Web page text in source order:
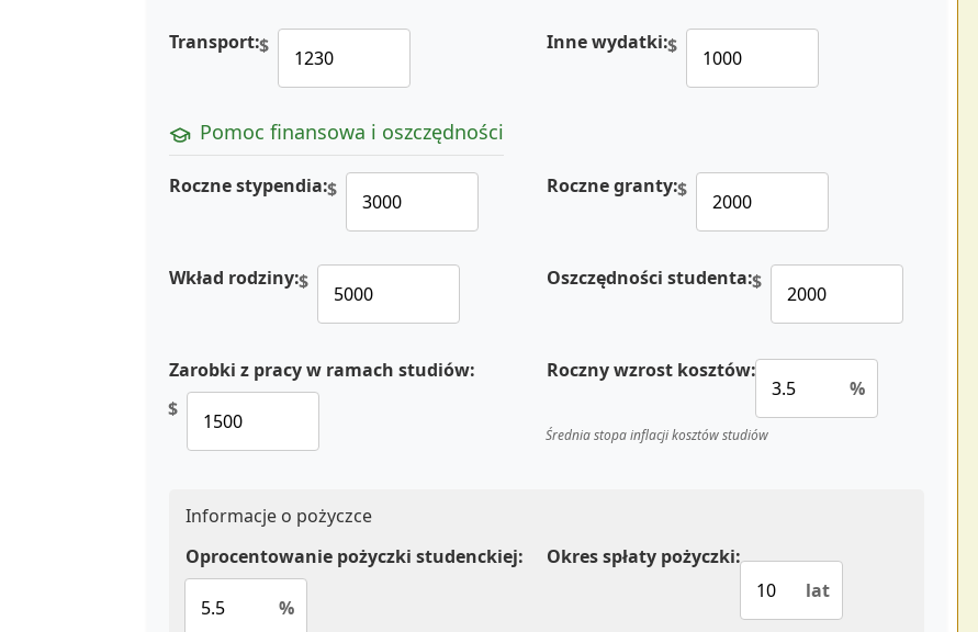
Transport:$ Inne wydatki:$
Pomoc finansowa i oszczędności
Roczne stypendia:$ Roczne granty:$
Wkład rodziny:$ Oszczędności studenta:$
Zarobki z pracy w ramach studiów:
$
Roczny wzrost kosztów:
%
Średnia stopa inflacji kosztów studiów
Informacje o pożyczce
Oprocentowanie pożyczki studenckiej:
%
Okres spłaty pożyczki:
lat